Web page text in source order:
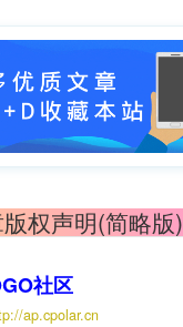
权声明(简略版)
社区
ap.cpolar.cn